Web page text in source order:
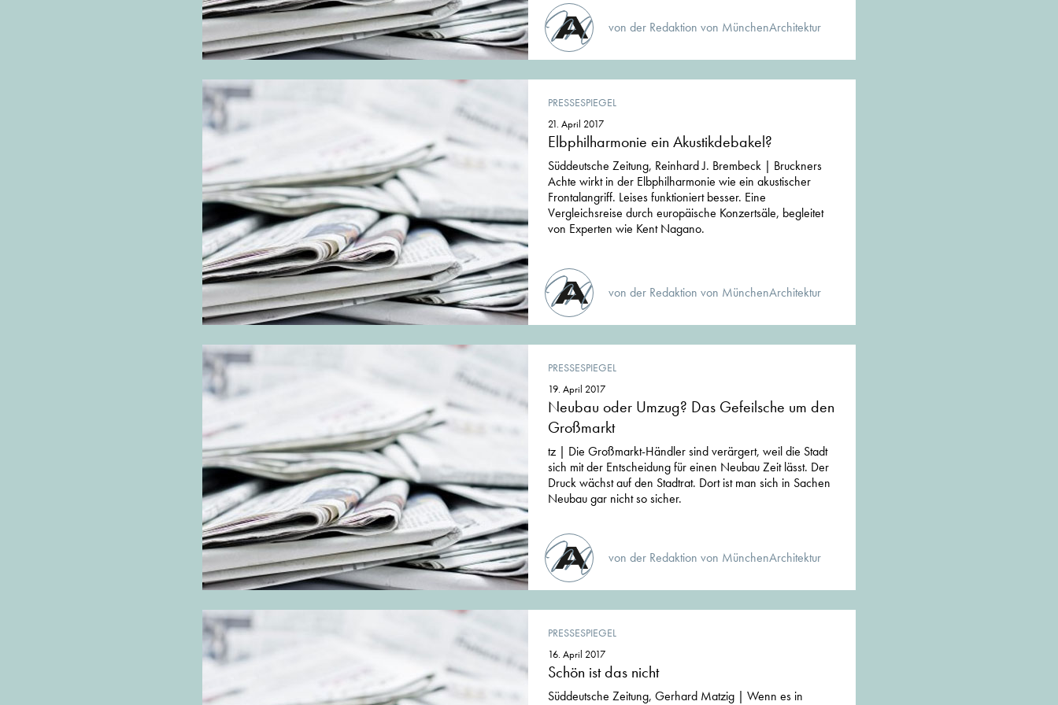
von der Redaktion von MünchenArchitektur
PRESSESPIEGEL
21. April 2017
Elbphilharmonie ein Akustikdebakel?
Süddeutsche Zeitung, Reinhard J. Brembeck | Bruckners
Achte wirkt in der Elbphilharmonie wie ein akustischer
Frontalangriff. Leises funktioniert besser. Eine
Vergleichsreise durch europäische Konzertsäle, begleitet
von Experten wie Kent Nagano.
von der Redaktion von MünchenArchitektur
PRESSESPIEGEL
19. April 2017
Neubau oder Umzug? Das Gefeilsche um den
Großmarkt
tz | Die Großmarkt-Händler sind verärgert, weil die Stadt
sich mit der Entscheidung für einen Neubau Zeit lässt. Der
Druck wächst auf den Stadtrat. Dort ist man sich in Sachen
Neubau gar nicht so sicher.
von der Redaktion von MünchenArchitektur
PRESSESPIEGEL
16. April 2017
Schön ist das nicht
Süddeutsche Zeitung, Gerhard Matzig | Wenn es in